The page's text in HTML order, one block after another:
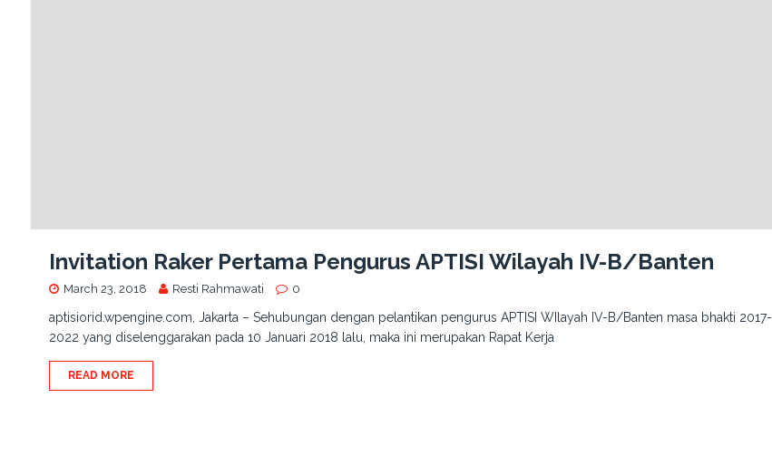
Invitation Raker Pertama Pengurus APTISI Wilayah IV-B/Banten
March 23, 2018 Resti Rahmawati 0
aptisiorid.wpengine.com, Jakarta – Sehubungan dengan pelantikan pengurus APTISI WIlayah IV-B/Banten masa bhakti 2017-
2022 yang diselenggarakan pada 10 Januari 2018 lalu, maka ini merupakan Rapat Kerja
READ MORE